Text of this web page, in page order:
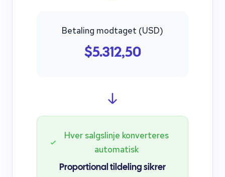
Betaling modtaget (USD)
$5.312,50
Hver salgslinje konverteres
automatisk
Proportional tildeling sikrer